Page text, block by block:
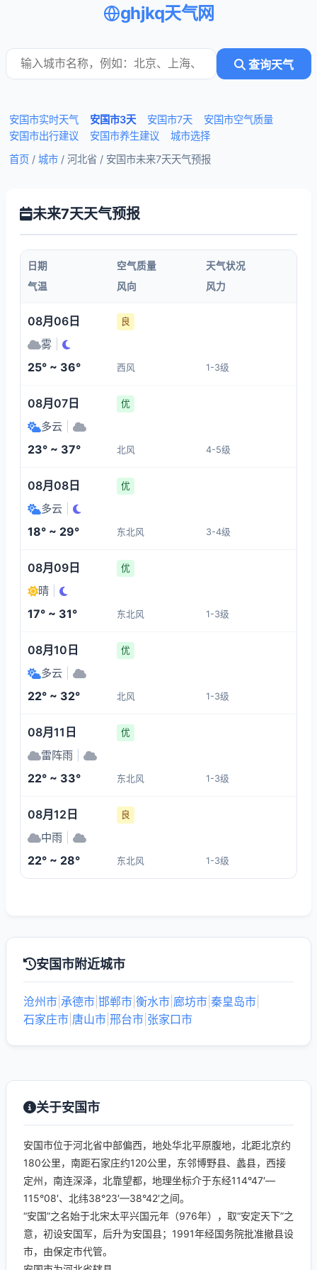
ghjkq天气网
查询天气
安国市实时天气 安国市3天 安国市7天
安国市空气质量
安国市出行建议
安国市养生建议
城市选择
首页 / 城市 / 河北省 / 安国市未来7天天气预报
未来7天天气预报
日期 空气质量
天气状况
气温
风向 风力
08月06日 良
雾
25° ~ 36° 西风 1-3级
08月07日 优
多云
23° ~ 37° 北风 4-5级
08月08日 优
多云
18° ~ 29° 东北风 3-4级
08月09日 优
晴
17° ~ 31° 东北风 1-3级
08月10日 优
多云
22° ~ 32° 北风 1-3级
08月11日 优
雷阵雨
22° ~ 33° 东北风 1-3级
08月12日 良
中雨
22° ~ 28° 东北风 1-3级
安国市附近城市
沧州市 承德市 邯郸市 衡水市 廊坊市 秦皇岛市
石家庄市 唐山市 邢台市 张家口市
关于安国市
安国市位于河北省中部偏西，地处华北平原腹地，北距北京约
180公里，南距石家庄约120公里，东邻博野县、蠡县，西接
定州，南连深泽，北靠望都，地理坐标介于东经114°47′—
115°08′、北纬38°23′—38°42′之间。
“安国”之名始于北宋太平兴国元年（976年），取“安定天下”之
意，初设安国军，后升为安国县；1991年经国务院批准撤县设
市，由保定市代管。